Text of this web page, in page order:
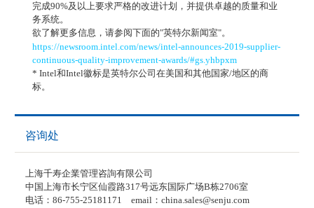
完成90%及以上要求严格的改进计划，并提供卓越的质量和业
务系统。
欲了解更多信息，请参阅下面的"英特尔新闻室"。
https://newsroom.intel.com/news/intel-announces-2019-supplier-
continuous-quality-improvement-awards/#gs.yhbpxm
* Intel和Intel徽标是英特尔公司在美国和其他国家/地区的商
标。
咨询处
上海千寿企業管理咨詢有限公司
中国上海市长宁区仙霞路317号远东国际广场B栋2706室
电话：86-755-25181171 email：china.sales@senju.com